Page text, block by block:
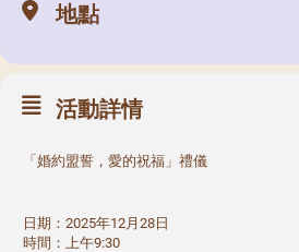
地點
活動詳情
「婚約盟誓，愛的祝福」禮儀
日期：2025年12月28日
時間：上午9:30